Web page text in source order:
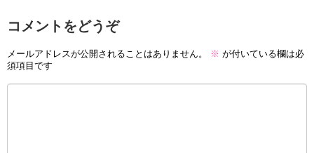
コメントをどうぞ
メールアドレスが公開されることはありません。 ※ が付いている欄は必
須項目です